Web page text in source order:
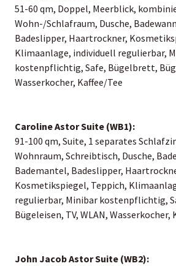
51-60 qm, Doppel, Meerblick,
Wohn-/Schlafraum, Dusche,
Badeslipper, Haartrockner,
Klimaanlage, individuell regulierbar,
kostenpflichtig, Safe, Bügelbrett,
Wasserkocher, Kaffee/Tee
Caroline Astor Suite (WB1):
91-100 qm, Suite, 1 separates
Wohnraum, Schreibtisch, Dusche,
Bademantel, Badeslipper,
Kosmetikspiegel, Teppich,
regulierbar, Minibar kostenpflichtig,
Bügeleisen, TV, WLAN, Wasserkocher,
John Jacob Astor Suite (WB2):